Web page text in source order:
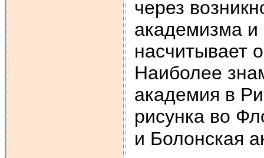
через
академизма
насчитывает
Наиболее
академия в
рисунка во
и Болонская